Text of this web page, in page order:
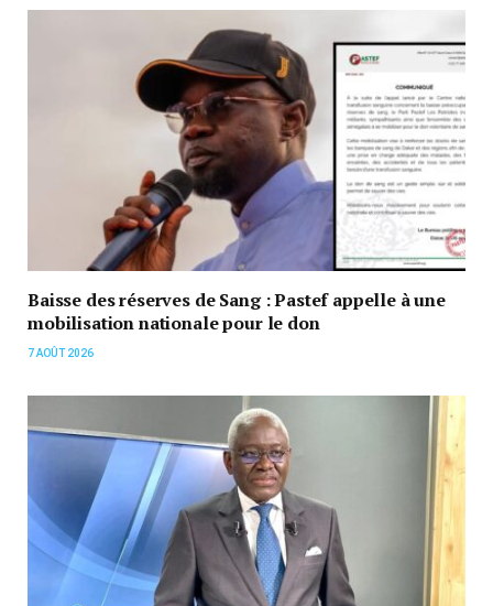
Baisse des réserves de Sang : Pastef appelle à une
mobilisation nationale pour le don
7 AOÛT 2026